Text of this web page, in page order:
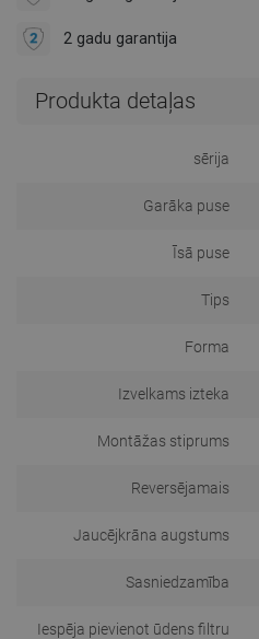
2 gadu garantija
Produkta detaļas
sērija
Garāka puse
Īsā puse
Tips
Forma
Izvelkams izteka
Montāžas stiprums
Reversējamais
Jaucējkrāna augstums
Sasniedzamība
Iespēja pievienot ūdens filtru